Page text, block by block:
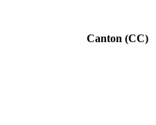
Canton (CC)